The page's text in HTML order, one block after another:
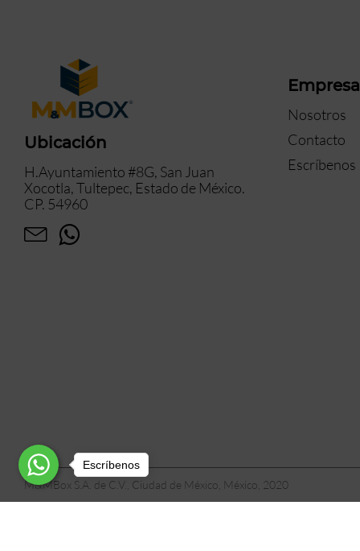
Ubicación
H.Ayuntamiento #8G, San Juan
Xocotla, Tultepec, Estado de México.
CP. 54960
Empresa
Nosotros
Contacto
Escríbenos
M&MBox S.A. de C.V., Ciudad de México, México, 2020
Escríbenos